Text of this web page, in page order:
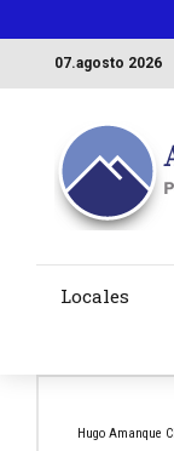
07.agosto 2026
Locales
Hugo Amanque